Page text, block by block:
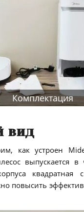
Комплектация
вид
как устроен
выпускается
квадратная
повысить